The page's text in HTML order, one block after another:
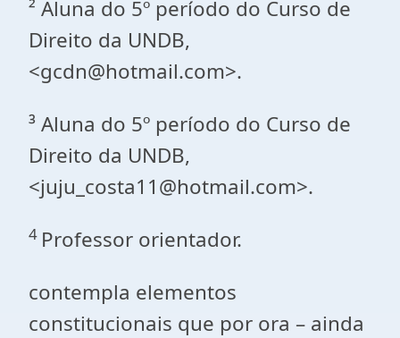
² Aluna do 5º período do Curso de
Direito da UNDB,
<gcdn@hotmail.com>.
³ Aluna do 5º período do Curso de
Direito da UNDB,
<juju_costa11@hotmail.com>.
4 Professor orientador.
contempla elementos
constitucionais que por ora – ainda